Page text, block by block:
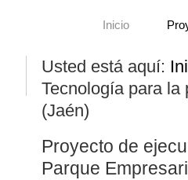
Inicio
Usted está aquí:
Tecnología para la
(Jaén)
Proyecto de
Parque